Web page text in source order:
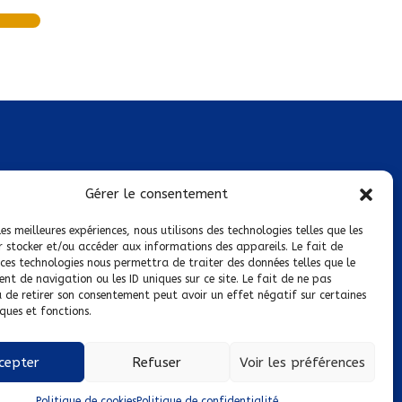
Gérer le consentement
meilleures expériences, nous utilisons des technologies telles que les
stocker et/ou accéder aux informations des appareils. Le fait de
technologies nous permettra de traiter des données telles que le
de navigation ou les ID uniques sur ce site. Le fait de ne pas
de retirer son consentement peut avoir un effet négatif sur certaines
et fonctions.
Refuser Voir les préférences
de confidentialité
de cookies
suivre sur :